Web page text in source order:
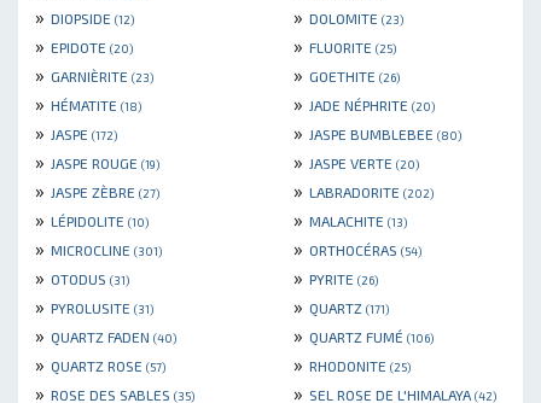
» DIOPSIDE (12) » DOLOMITE (23)
» EPIDOTE (20) » FLUORITE (25)
» GARNIÈRITE (23) » GOETHITE (26)
» HÉMATITE (18) » JADE NÉPHRITE (20)
» JASPE (172) » JASPE BUMBLEBEE (80)
» JASPE ROUGE (19) » JASPE VERTE (20)
» JASPE ZÈBRE (27) » LABRADORITE (202)
» LÉPIDOLITE (10) » MALACHITE (13)
» MICROCLINE (301) » ORTHOCÉRAS (54)
» OTODUS (31) » PYRITE (26)
» PYROLUSITE (31) » QUARTZ (171)
» QUARTZ FADEN (40) » QUARTZ FUMÉ (106)
» QUARTZ ROSE (57) » RHODONITE (25)
» ROSE DES SABLES (35) » SEL ROSE DE L'HIMALAYA (42)